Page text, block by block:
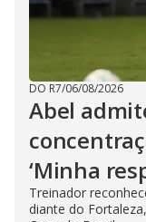
DO R7/06/08/2026
Abel
‘Minha
Treinador
diante do